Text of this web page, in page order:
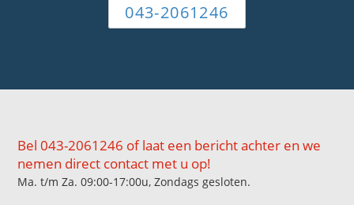
043-2061246
Bel 043-2061246 of laat een bericht achter en we
nemen direct contact met u op!
Ma. t/m Za. 09:00-17:00u, Zondags gesloten.